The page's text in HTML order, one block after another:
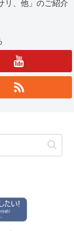
リ、他」のご紹介